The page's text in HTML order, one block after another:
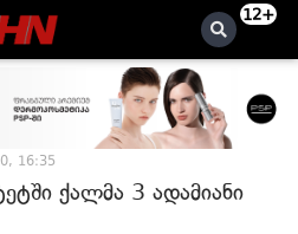
12+
16:35
ქალმა 3 ადამიანი